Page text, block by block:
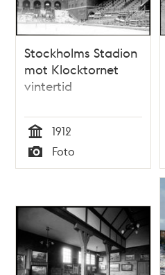
Stockholms Stadion
mot Klocktornet
vintertid
Tid
1912
Typ
Foto